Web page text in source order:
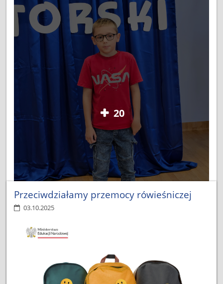
20
9 października w naszej szkole odbył się konkurs
recytatorski, będący eliminacją do kolejnego etapu w Białej.
Uczniowie zaprezentowali swoje interpretacje wierszy
i fragmentów prozy, pokazując nie tylko doskonałą pamięć,
Przeciwdziałamy przemocy rówieśniczej
03.10.2025